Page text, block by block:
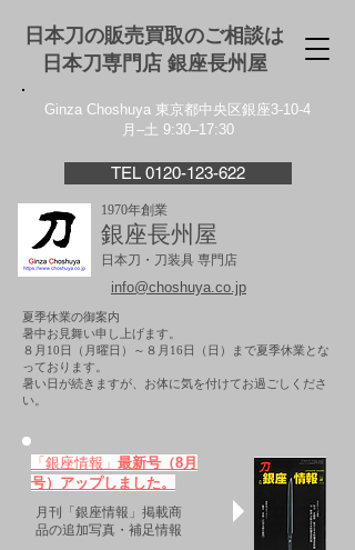
日本刀の販売買取のご相談は
日本刀専門店 銀座⻑州屋
Ginza Choshuya 東京都中央区銀座3-10-4
月–土 9:30–17:30
TEL 0120-123-622
1970年創業
銀座長州屋
日本刀・刀装具 専門店
info@choshuya.co.jp
夏季休業の御案内
暑中お見舞い申し上げます。
８月10日（月曜日）～８月16日（日）まで夏季休業とな
っております。
​暑い日が続きますが、お体に気を付けてお過ごしくださ
い。
「銀座情報」 最新号（8月
号）アップしました。
月刊「銀座情報」掲載商
品の追加写真・補足情報